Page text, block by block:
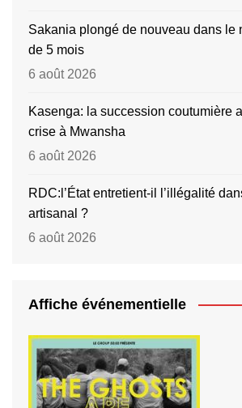
Sakania plongé de nouveau dans le
de 5 mois
6 août 2026
Kasenga: la succession coutumière
crise à Mwansha
6 août 2026
RDC:l’État entretient-il l’illégalité
artisanal ?
6 août 2026
Affiche événementielle